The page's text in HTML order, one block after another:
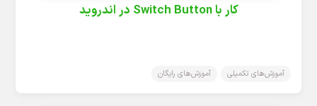
کار با Switch Button در اندروید
آموزش‌های تکمیلی آموزش‌های رایگان